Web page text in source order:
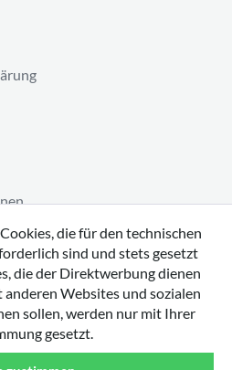
die für den technischen
sind und stets gesetzt
die der Direktwerbung dienen
Websites und sozialen
sollen, werden nur mit Ihrer
gesetzt.